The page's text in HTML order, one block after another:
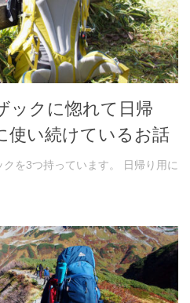
ックに惚れて日帰
使い続けているお話
を3つ持っています。 日帰り用に